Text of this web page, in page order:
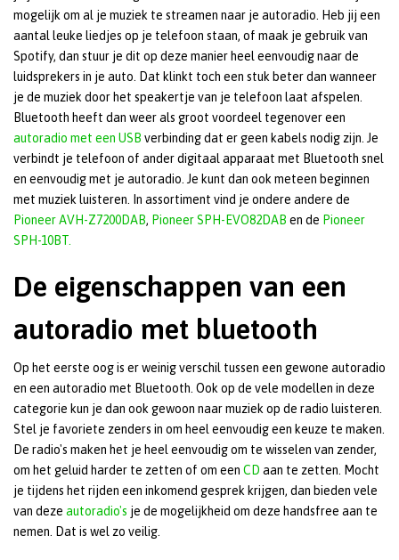
mogelijk om al je muziek te streamen naar je autoradio. Heb jij een
aantal leuke liedjes op je telefoon staan, of maak je gebruik van
Spotify, dan stuur je dit op deze manier heel eenvoudig naar de
luidsprekers in je auto. Dat klinkt toch een stuk beter dan wanneer
je de muziek door het speakertje van je telefoon laat afspelen.
Bluetooth heeft dan weer als groot voordeel tegenover een
autoradio met een USB verbinding dat er geen kabels nodig zijn. Je
verbindt je telefoon of ander digitaal apparaat met Bluetooth snel
en eenvoudig met je autoradio. Je kunt dan ook meteen beginnen
met muziek luisteren. In assortiment vind je ondere andere de
Pioneer AVH-Z7200DAB, Pioneer SPH-EVO82DAB en de Pioneer
SPH-10BT.
De eigenschappen van een
autoradio met bluetooth
Op het eerste oog is er weinig verschil tussen een gewone autoradio
en een autoradio met Bluetooth. Ook op de vele modellen in deze
categorie kun je dan ook gewoon naar muziek op de radio luisteren.
Stel je favoriete zenders in om heel eenvoudig een keuze te maken.
De radio's maken het je heel eenvoudig om te wisselen van zender,
om het geluid harder te zetten of om een CD aan te zetten. Mocht
je tijdens het rijden een inkomend gesprek krijgen, dan bieden vele
van deze autoradio's je de mogelijkheid om deze handsfree aan te
nemen. Dat is wel zo veilig.